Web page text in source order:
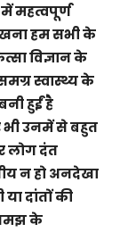
महत्वपूर्ण
हम सभी के
विज्ञान के
स्वास्थ्य के
हुईं है
भी उनमें से बहुत
लोग दंत
न हो अनदेखा
दांतों की
के